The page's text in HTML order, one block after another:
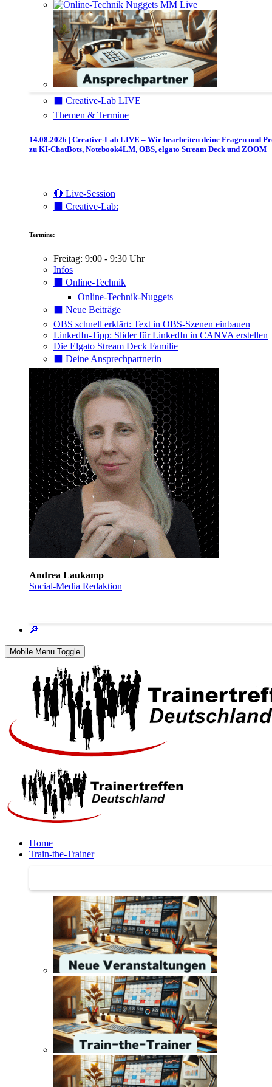
⬛️ Creative-Lab LIVE
Themen & Termine
14.08.2026 | Creative-Lab LIVE – Wir bearbeiten deine Fragen und
zu KI-ChatBots, Notebook4LM, OBS, elgato Stream Deck und ZOOM
🔴 Live-Session
⬛️ Creative-Lab:
Termine:
Freitag: 9:00 - 9:30 Uhr
Infos
⬛️ Online-Technik
Online-Technik-Nuggets
⬛️ Neue Beiträge
OBS schnell erklärt: Text in OBS-Szenen einbauen
LinkedIn-Tipp: Slider für LinkedIn in CANVA erstellen
Die Elgato Stream Deck Familie
⬛️ Deine Ansprechpartnerin
Andrea Laukamp
Social-Media Redaktion
🔎
Mobile Menu Toggle
Home
Train-the-Trainer